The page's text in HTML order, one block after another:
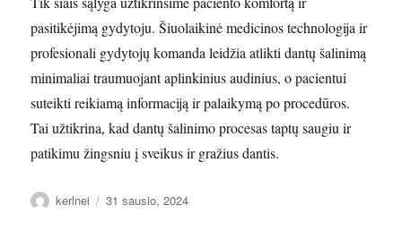
pasitikėjimą gydytoju. Šiuolaikinė medicinos technologija ir
profesionali gydytojų komanda leidžia atlikti dantų šalinimą
minimaliai traumuojant aplinkinius audinius, o pacientui
suteikti reikiamą informaciją ir palaikymą po procedūros.
Tai užtikrina, kad dantų šalinimo procesas taptų saugiu ir
patikimu žingsniu į sveikus ir gražius dantis.
Autorius
kerlnei Paskelbta
31 sausio, 2024